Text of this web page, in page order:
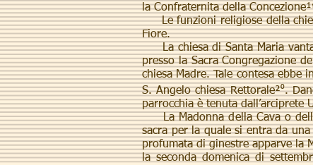
la Confraternita della
Le funzioni religiose della
Fiore.
La chiesa di Santa Maria vanta
presso la Sacra Congregazione
chiesa Madre. Tale contesa ebbe
S. Angelo chiesa Rettorale²⁰.
parrocchia è tenuta dall’arciprete
La Madonna della Cava o della
sacra per la quale si entra da
profumata di ginestre apparve la
la seconda domenica di